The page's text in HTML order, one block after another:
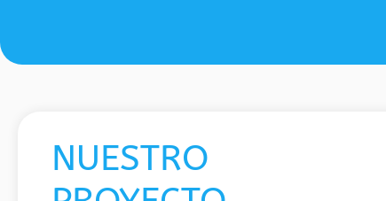
NUESTRO